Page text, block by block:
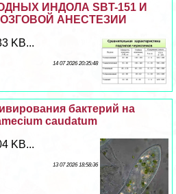
ИНДОЛА SBT-151 И
АНЕСТЕЗИИ
KB...
14 07 2026 20:35:48
бактерий на
caudatum
KB...
13 07 2026 18:58:36